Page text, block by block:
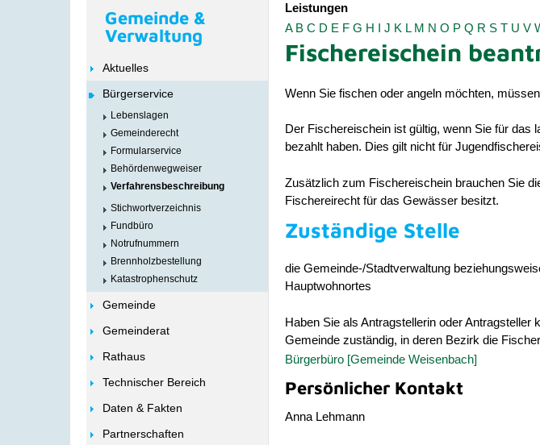
Gemeinde &
Verwaltung
Aktuelles
Bürgerservice
Lebenslagen
Gemeinderecht
Formularservice
Behördenwegweiser
Verfahrensbeschreibung
Stichwortverzeichnis
Fundbüro
Notrufnummern
Brennholzbestellung
Katastrophenschutz
Gemeinde
Gemeinderat
Rathaus
Technischer Bereich
Daten & Fakten
Partnerschaften
Leistungen
A B C D E F G H I J K L M N O P Q R S T U V
Fischereischein
Wenn Sie fischen oder angeln möchten,
Der Fischereischein ist gültig, wenn Sie für das
bezahlt haben. Dies gilt nicht für
Zusätzlich zum Fischereischein brauchen Sie
Fischereirecht für das Gewässer besitzt.
Zuständige Stelle
die Gemeinde-/Stadtverwaltung
Hauptwohnortes
Haben Sie als Antragstellerin oder Antragsteller
Gemeinde zuständig, in deren Bezirk die
Bürgerbüro [Gemeinde Weisenbach]
Persönlicher Kontakt
Anna Lehmann